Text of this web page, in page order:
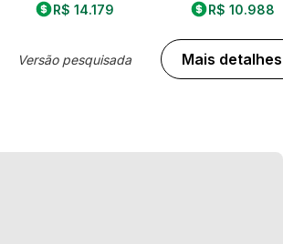
R$ 14.179
Versão pesquisada
R$ 10.988
Mais detalhes